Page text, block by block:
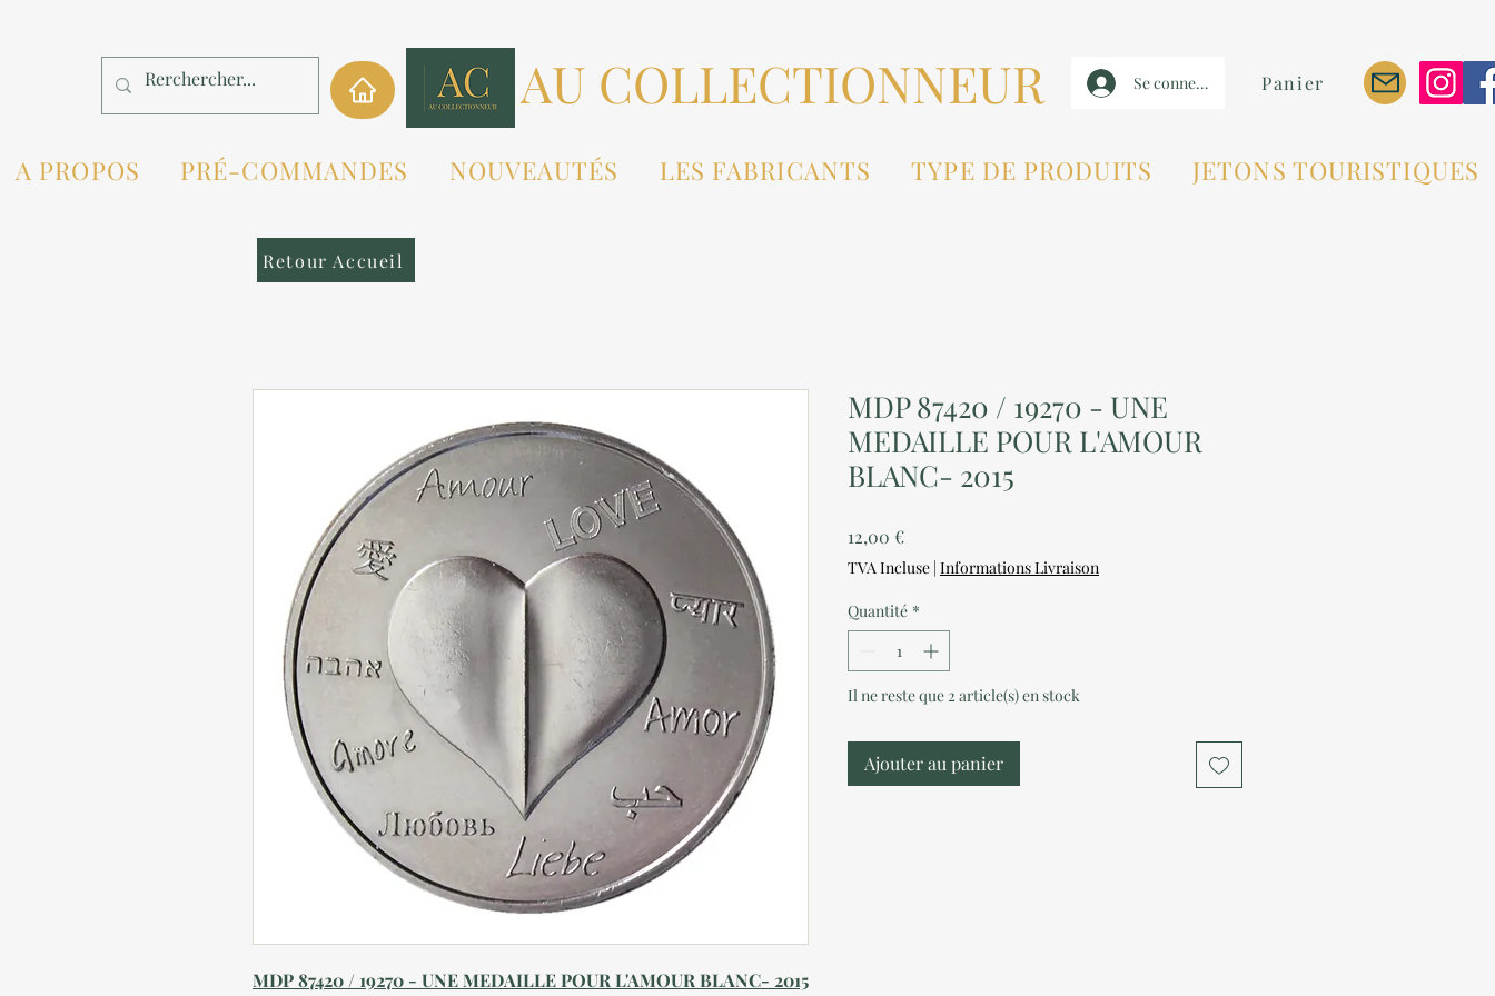
AU COLLECTIONNEUR Se connecter Panier
A PROPOS PRÉ-COMMANDES NOUVEAUTÉS LES FABRICANTS TYPE DE PRODUITS JETONS TOURISTIQUES
MDP 87420 / 19270 - UNE MEDAILLE POUR L'AMOUR BLANC- 2015
MDP 87420 / 19270 - UNE
MEDAILLE POUR L'AMOUR
BLANC- 2015
12,00 €Prix
TVA Incluse | Informations Livraison
Quantité *
Il ne reste que 2 article(s) en stock
Ajouter au panier
Retour Accueil